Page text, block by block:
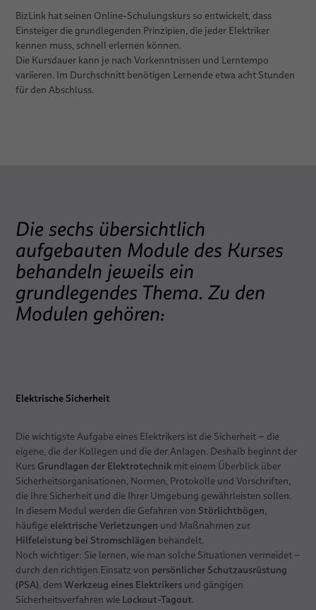
BizLink hat seinen Online-Schulungskurs so entwickelt, dass
Einsteiger die grundlegenden Prinzipien, die jeder Elektriker
kennen muss, schnell erlernen können.
Die Kursdauer kann je nach Vorkenntnissen und Lerntempo
variieren. Im Durchschnitt benötigen Lernende etwa acht Stunden
für den Abschluss.
Die sechs übersichtlich
aufgebauten Module des Kurses
behandeln jeweils ein
grundlegendes Thema. Zu den
Modulen gehören:
Elektrische Sicherheit
Die wichtigste Aufgabe eines Elektrikers ist die Sicherheit – die
eigene, die der Kollegen und die der Anlagen. Deshalb beginnt der
Kurs Grundlagen der Elektrotechnikmit einem Überblick über
Sicherheitsorganisationen, Normen, Protokolle und Vorschriften,
die Ihre Sicherheit und die Ihrer Umgebung gewährleisten sollen.
In diesem Modul werden die Gefahren von Störlichtbögen,
häufige elektrische Verletzungen und Maßnahmen zur
Hilfeleistung bei Stromschlägen behandelt.
Noch wichtiger: Sie lernen, wie man solche Situationen vermeidet –
durch den richtigen Einsatz von persönlicher Schutzausrüstung
(PSA), dem Werkzeug eines Elektrikersund gängigen
Sicherheitsverfahren wie Lockout-Tagout.